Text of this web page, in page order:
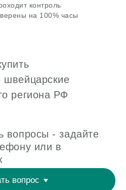
контроль
на 100% часы
ЦЕНТРЕ